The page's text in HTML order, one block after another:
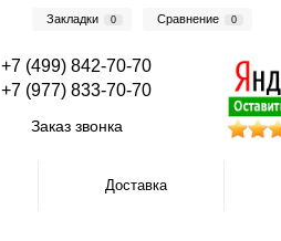
Закладки 0 Сравнение 0
+7 (499) 842-70-70
+7 (977) 833-70-70
Заказ звонка
Доставка